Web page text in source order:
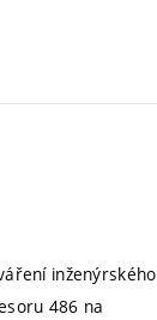
inženýrského
486 na